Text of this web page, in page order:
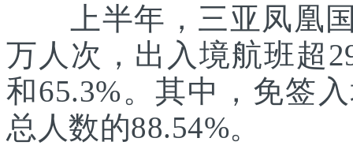
上半年，三亚凤凰国
万人次，出入境航班超
和65.3%。其中，免签
总人数的88.54%。